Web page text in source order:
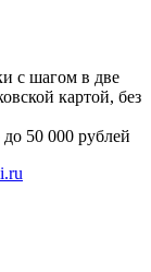
с шагом в две
картой, без
50 000 рублей